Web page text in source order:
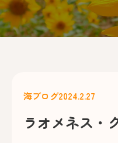
海ブログ2024.2.27
ラオメネス・